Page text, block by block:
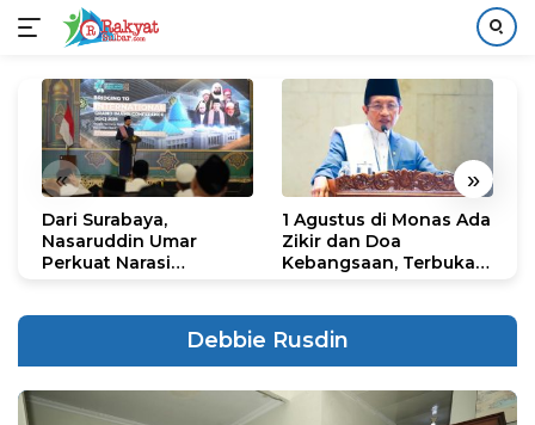
konten
« »
Dari Surabaya,
Nasaruddin Umar
Perkuat Narasi
1 Agustus di Monas Ada
Zikir dan Doa
Kebangsaan, Terbuka
Debbie Rusdin